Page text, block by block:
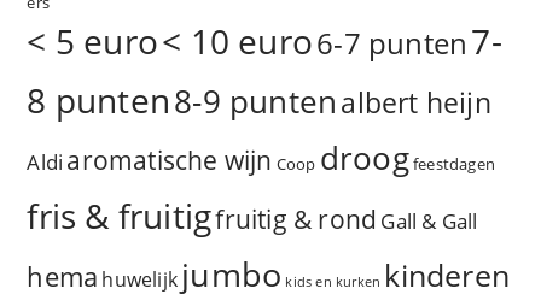
< 5 euro< 10 euro6-7 punten7-
8 punten8-9 puntenalbert heijn
Aldi aromatische wijn Coop droogfeestdagen
fris & fruitigfruitig & rond Gall & Gall
hema huwelijk jumbo kids en kurken kinderen